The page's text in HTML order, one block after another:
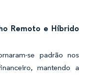
Remoto e Híbrido
se padrão nos
mantendo a